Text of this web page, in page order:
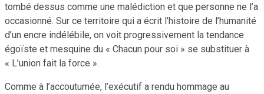
tombé dessus comme une malédiction et que personne ne l’a
occasionné. Sur ce territoire qui a écrit l’histoire de l’humanité
d’un encre indélébile, on voit progressivement la tendance
égoïste et mesquine du « Chacun pour soi » se substituer à
« L’union fait la force ».
Comme à l’accoutumée, l’exécutif a rendu hommage au